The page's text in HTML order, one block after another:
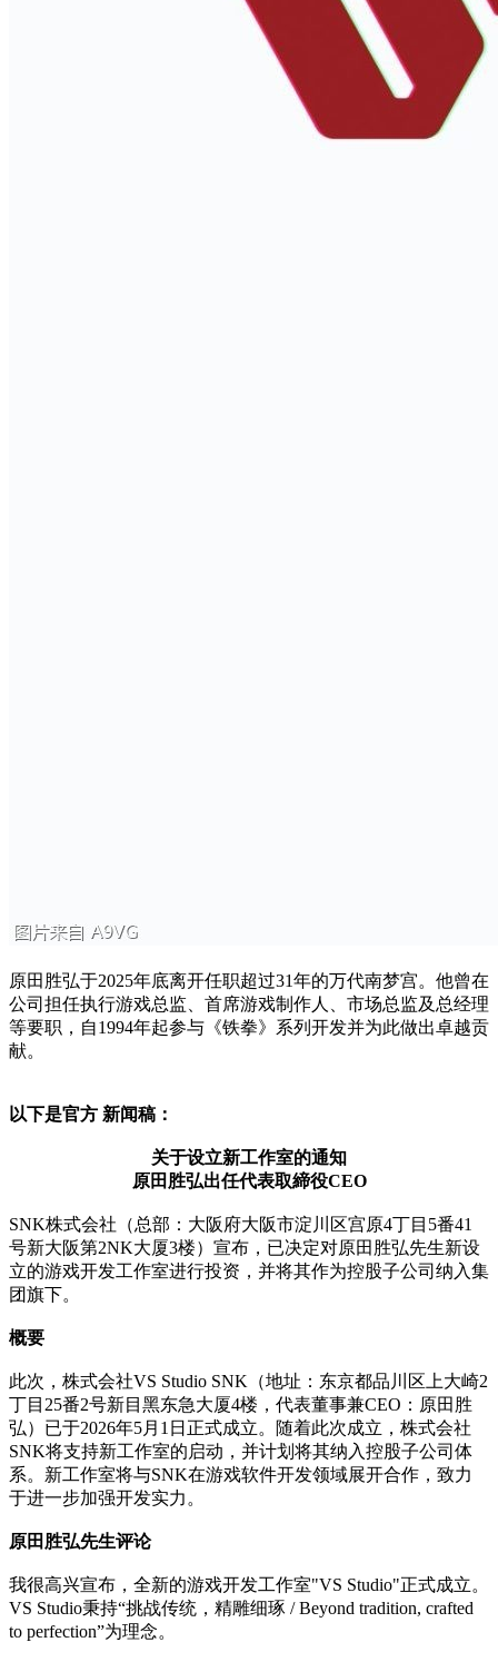
原田胜弘于2025年底离开任职超过31年的万代南梦宫。他曾在
公司担任执行游戏总监、首席游戏制作人、市场总监及总经理
等要职，自1994年起参与《铁拳》系列开发并为此做出卓越贡
献。
以下是官方 新闻稿：
关于设立新工作室的通知
原田胜弘出任代表取締役CEO
SNK株式会社（总部：大阪府大阪市淀川区宫原4丁目5番41
号新大阪第2NK大厦3楼）宣布，已决定对原田胜弘先生新设
立的游戏开发工作室进行投资，并将其作为控股子公司纳入集
团旗下。
概要
此次，株式会社VS Studio SNK（地址：东京都品川区上大崎2
丁目25番2号新目黑东急大厦4楼，代表董事兼CEO：原田胜
弘）已于2026年5月1日正式成立。随着此次成立，株式会社
SNK将支持新工作室的启动，并计划将其纳入控股子公司体
系。新工作室将与SNK在游戏软件开发领域展开合作，致力
于进一步加强开发实力。
原田胜弘先生评论
我很高兴宣布，全新的游戏开发工作室"VS Studio"正式成立。
VS Studio秉持“挑战传统，精雕细琢 / Beyond tradition, crafted
to perfection”为理念。